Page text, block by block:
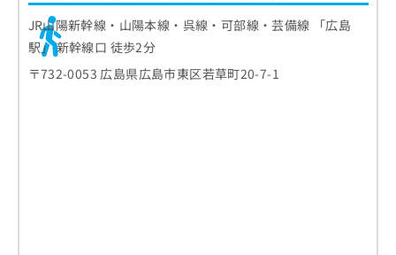
JR山陽新幹線・山陽本線・呉線・可部線・芸備線 「広島
駅」 新幹線口 徒歩2分
〒732-0053 広島県広島市東区若草町20-7-1